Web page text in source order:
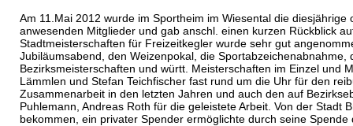
Am 11.Mai 2012 wurde im Sportheim im Wiesental die
anwesenden Mitglieder und gab anschl. einen kurzen Rückblick
Stadtmeisterschaften für Freizeitkegler wurde sehr gut
Jubiläumsabend, den Weizenpokal, die
Bezirksmeisterschaften und württ. Meisterschaften im Einzel und
Lämmlen und Stefan Teichfischer fast rund um die Uhr für den
Zusammenarbeit in den letzten Jahren und auch den auf
Puhlemann, Andreas Roth für die geleistete Arbeit. Von der
bekommen, ein privater Spender ermöglichte durch seine